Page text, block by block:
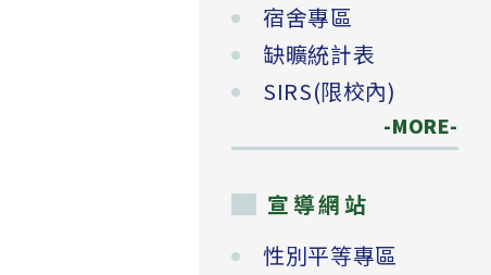
宿舍專區
缺曠統計表
SIRS(限校內)
-MORE-
宣導網站
性別平等專區